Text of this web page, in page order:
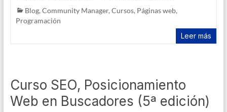
Blog, Community Manager, Cursos, Páginas web,
Programación
Leer más
Curso SEO, Posicionamiento
Web en Buscadores (5ª edición)